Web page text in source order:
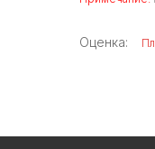
Оценка: